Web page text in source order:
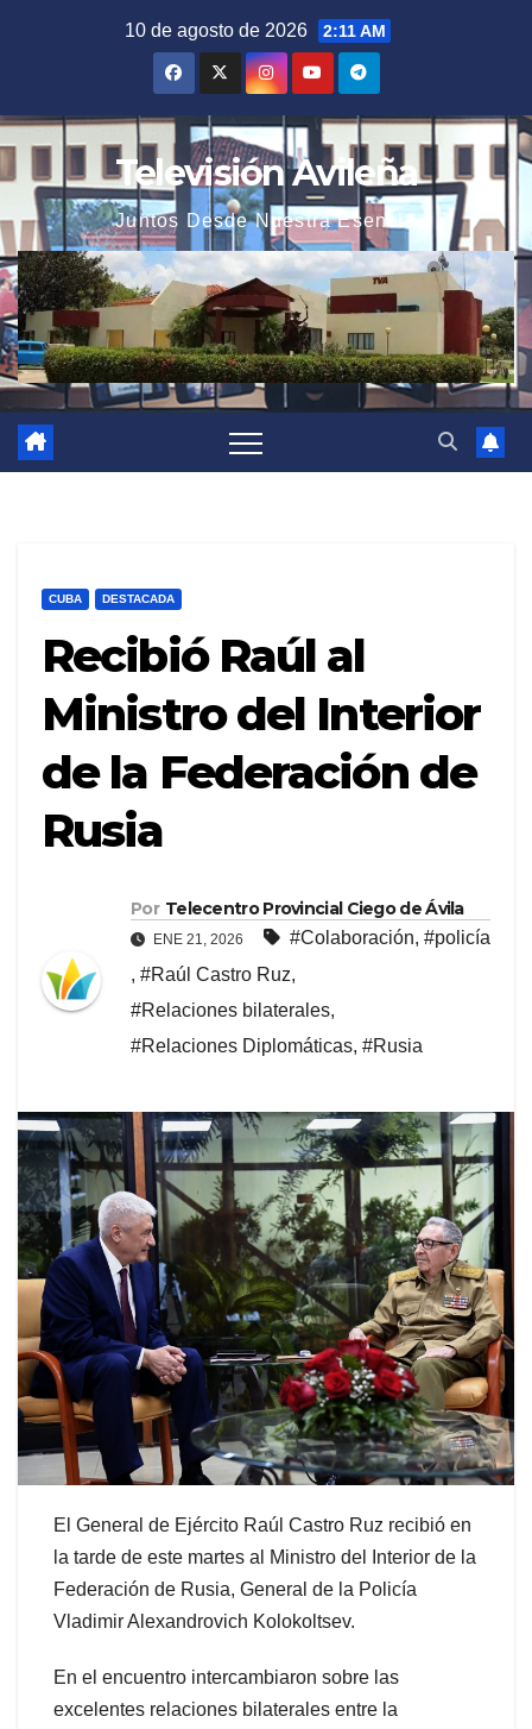
10 de agosto de 2026 2:11 AM
Televisión Avileña
Juntos Desde Nuestra Esencia
CUBA DESTACADA
Recibió Raúl al
Ministro del Interior
de la Federación de
Rusia
Por Telecentro Provincial Ciego de Ávila
ENE 21, 2026 #Colaboración, #policía
, #Raúl Castro Ruz,
#Relaciones bilaterales,
#Relaciones Diplomáticas, #Rusia
El General de Ejército Raúl Castro Ruz recibió en
la tarde de este martes al Ministro del Interior de la
Federación de Rusia, General de la Policía
Vladimir Alexandrovich Kolokoltsev.
En el encuentro intercambiaron sobre las
excelentes relaciones bilaterales entre la